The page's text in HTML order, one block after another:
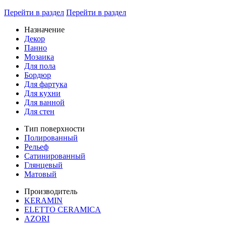
Перейти в раздел Перейти в раздел
Назначение
Декор
Панно
Мозаика
Для пола
Бордюр
Для фартука
Для кухни
Для ванной
Для стен
Тип поверхности
Полированный
Рельеф
Сатинированный
Глянцевый
Матовый
Производитель
KERAMIN
ELETTO CERAMICA
AZORI